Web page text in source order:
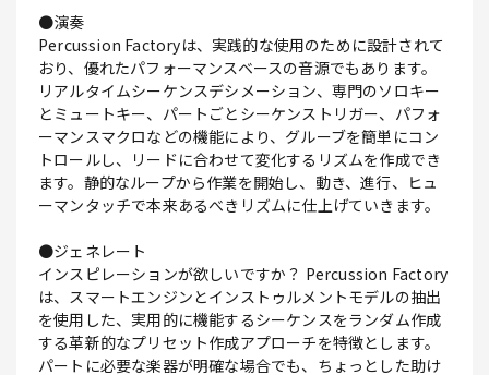
●演奏
Percussion Factoryは、実践的な使用のために設計されて
おり、優れたパフォーマンスベースの音源でもあります。
リアルタイムシーケンスデシメーション、専門のソロキー
とミュートキー、パートごとシーケンストリガー、パフォ
ーマンスマクロなどの機能により、グルーブを簡単にコン
トロールし、リードに合わせて変化するリズムを作成でき
ます。静的なループから作業を開始し、動き、進行、ヒュ
ーマンタッチで本来あるべきリズムに仕上げていきます。
●ジェネレート
インスピレーションが欲しいですか？ Percussion Factory
は、スマートエンジンとインストゥルメントモデルの抽出
を使用した、実用的に機能するシーケンスをランダム作成
する革新的なプリセット作成アプローチを特徴とします。
パートに必要な楽器が明確な場合でも、ちょっとした助け